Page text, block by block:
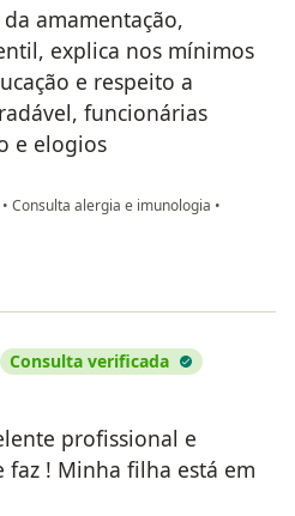
amamentação,
explica nos mínimos
e respeito a
funcionárias
e elogios
• Consulta alergia e imunologia •
Consulta verificada
profissional e
faz ! Minha filha está em